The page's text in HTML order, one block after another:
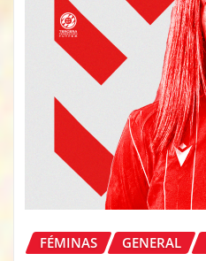
FÉMINAS GENERAL